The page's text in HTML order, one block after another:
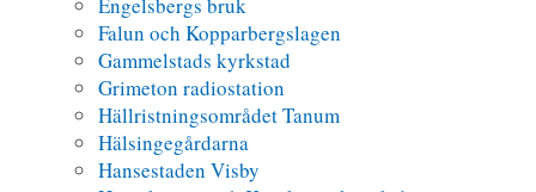
Engelsbergs bruk
Falun och Kopparbergslagen
Gammelstads kyrkstad
Grimeton radiostation
Hällristningsområdet Tanum
Hälsingegårdarna
Hansestaden Visby